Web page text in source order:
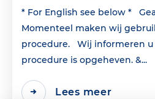
* For English see below *
Momenteel maken wij
procedure. Wij informeren u
procedure is opgeheven. &...
Lees meer